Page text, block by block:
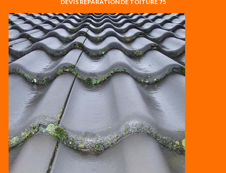
DEVIS RÉPARATION DE TOITURE 75